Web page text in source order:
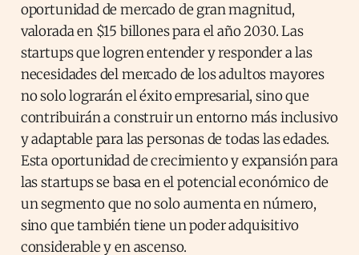
oportunidad de mercado de gran magnitud,
valorada en $15 billones para el año 2030. Las
startups que logren entender y responder a las
necesidades del mercado de los adultos mayores
no solo lograrán el éxito empresarial, sino que
contribuirán a construir un entorno más inclusivo
y adaptable para las personas de todas las edades.
Esta oportunidad de crecimiento y expansión para
las startups se basa en el potencial económico de
un segmento que no solo aumenta en número,
sino que también tiene un poder adquisitivo
considerable y en ascenso.